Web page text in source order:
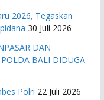
2026, Tegaskan
30 Juli 2026
DAN
BALI DIDUGA
Polri 22 Juli 2026